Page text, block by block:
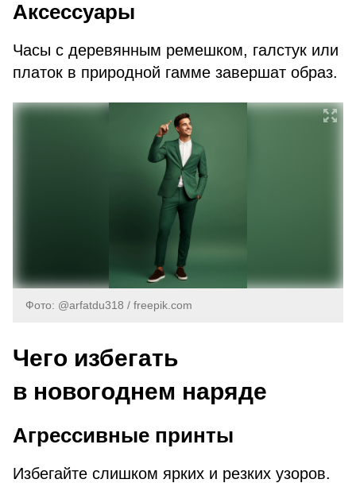
Аксессуары
Часы с деревянным ремешком, галстук или
платок в природной гамме завершат образ.
Фото: @arfatdu318 / freepik.com
Чего избегать
в новогоднем наряде
Агрессивные принты
Избегайте слишком ярких и резких узоров.